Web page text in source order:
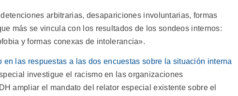
arbitrarias, desapariciones involuntarias, formas
más se vincula con los resultados de los sondeos internos:
y formas conexas de intolerancia».
en las respuestas a las dos encuestas sobre la situación interna
investigue el racismo en las organizaciones
ampliar el mandato del relator especial existente sobre el